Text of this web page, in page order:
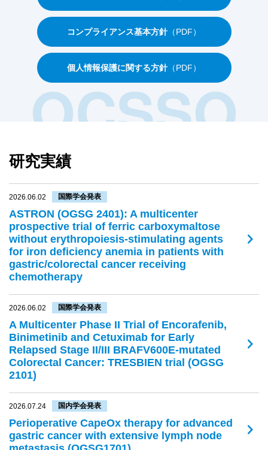
コンプライアンス基本方針（PDF）
個人情報保護に関する方針（PDF）
研究実績
2026.06.02 国際学会発表
ASTRON (OGSG 2401): A multicenter
prospective trial of ferric carboxymaltose
without erythropoiesis-stimulating agents
for iron deficiency anemia in patients with
gastric/colorectal cancer receiving
chemotherapy
2026.06.02 国際学会発表
A Multicenter Phase II Trial of Encorafenib,
Binimetinib and Cetuximab for Early
Relapsed Stage II/III BRAFV600E-mutated
Colorectal Cancer: TRESBIEN trial (OGSG
2101)
2026.07.24 国内学会発表
Perioperative CapeOx therapy for advanced
gastric cancer with extensive lymph node